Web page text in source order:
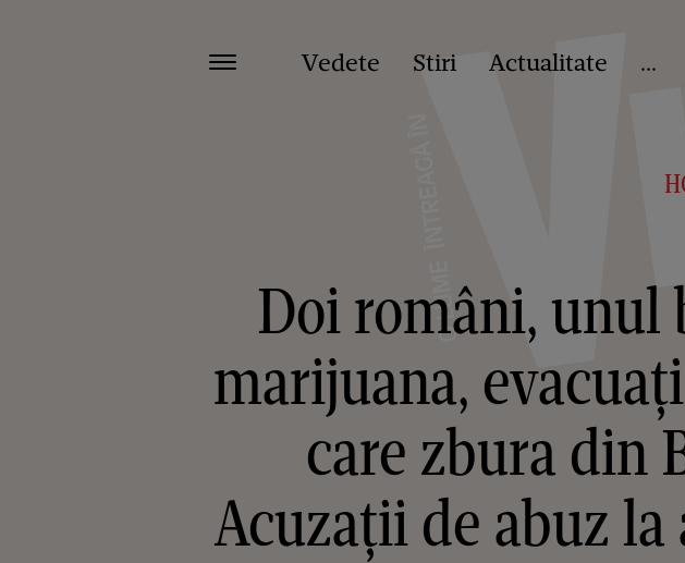
Vedete Stiri Actualitate ...
Doi români, unul
marijuana,
care zbura din
Acuzații de abuz